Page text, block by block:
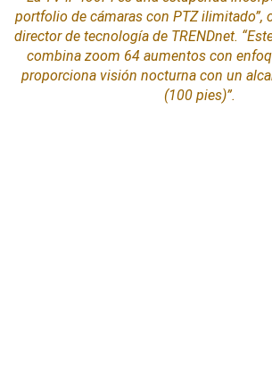
portfolio de cámaras con PTZ ilimitado”,
director de tecnología de TRENDnet.
combina zoom 64 aumentos con
proporciona visión nocturna con un
(100 pies)”.